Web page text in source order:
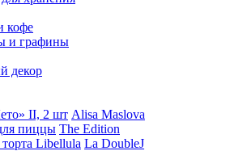
кофе
и графины
декор
II, 2 шт Alisa Maslova
пиццы The Edition
Libellula La DoubleJ